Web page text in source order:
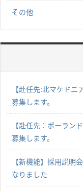
その他
【赴任先:北マケド
募集します。
【赴任先：ポーラン
募集します。
【新機能】採用説明
なりました